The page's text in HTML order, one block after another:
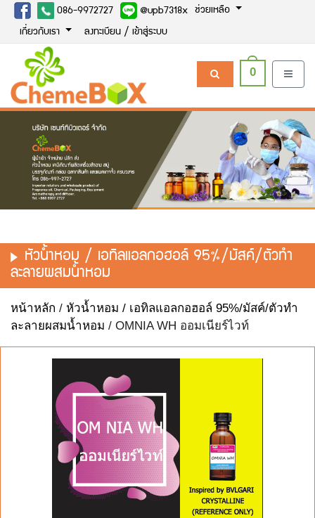
086-9972727 @upb7318x ช่วยเหลือ
เกี่ยวกับเรา ลงทะเบียน / เข้าสู่ระบบ
0
หัวน้ำหอม / เอทิลแอลกอฮอล์ 95%/มัสค์/ตัวทำ
ละลายผสมน้ำหอม
หน้าหลัก / หัวน้ำหอม / เอทิลแอลกอฮอล์ 95%/มัสค์/ตัวทำ
ละลายผสมน้ำหอม / OMNIA WH ออมเนียร์ไวท์